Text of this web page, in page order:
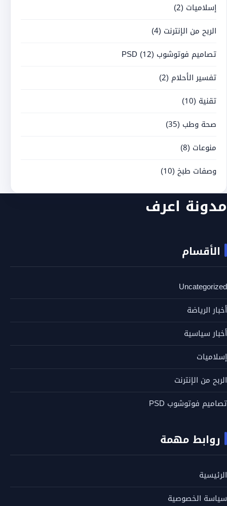
إسلاميات (2)
الربح من الإنترنت (4)
تصاميم فوتوشوب PSD (12)
تفسير الأحلام (2)
تقنية (10)
صحة وطب (35)
منوعات (8)
وصفات طبخ (10)
مدونة اعرف
الأقسام
Uncategorized
أخبار الرياضة
أخبار سياسية
إسلاميات
الربح من الإنترنت
تصاميم فوتوشوب PSD
روابط مهمة
الرئيسية
سياسة الخصوصية